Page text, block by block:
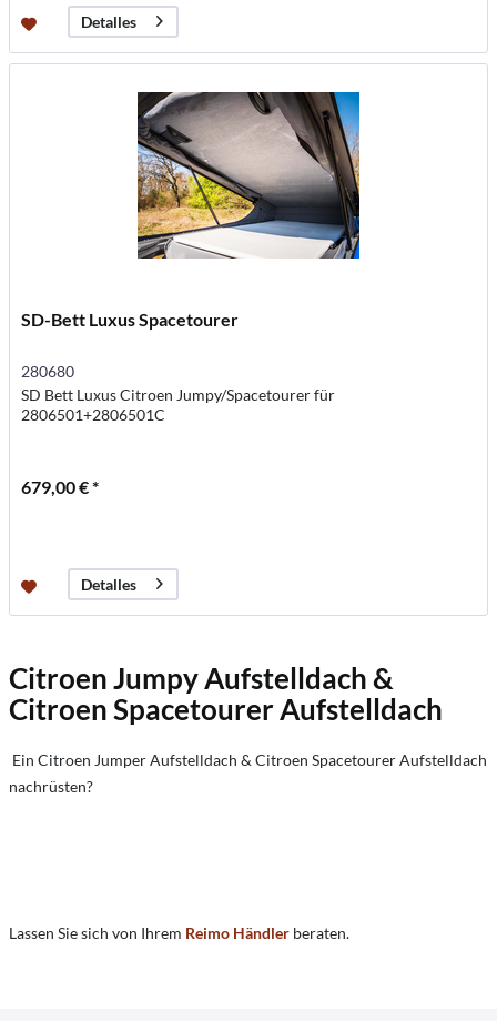
Detalles
SD-Bett Luxus Spacetourer
280680
SD Bett Luxus Citroen Jumpy/Spacetourer für
2806501+2806501C
679,00 € *
Detalles
Citroen Jumpy Aufstelldach &
Citroen Spacetourer Aufstelldach
Ein Citroen Jumper Aufstelldach & Citroen Spacetourer Aufstelldach
nachrüsten?
Lassen Sie sich von Ihrem Reimo Händler beraten.